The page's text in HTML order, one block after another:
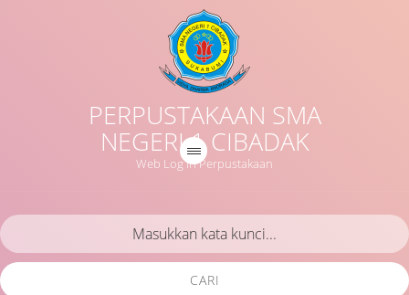
PERPUSTAKAAN SMA
NEGERI 1 CIBADAK
Web Log in Perpustakaan
CARI